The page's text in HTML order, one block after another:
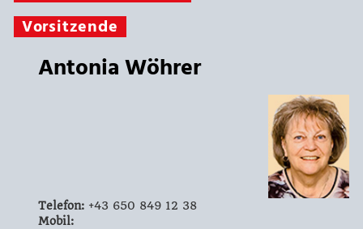
Vorsitzende
Antonia Wöhrer
Telefon:+43 650 849 12 38
Mobil: